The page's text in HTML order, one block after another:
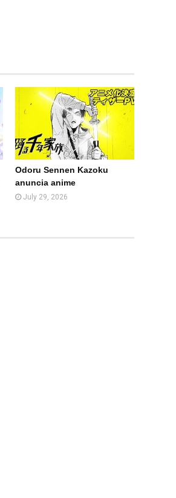
Odoru Sennen Kazoku
anuncia anime
July 29, 2026